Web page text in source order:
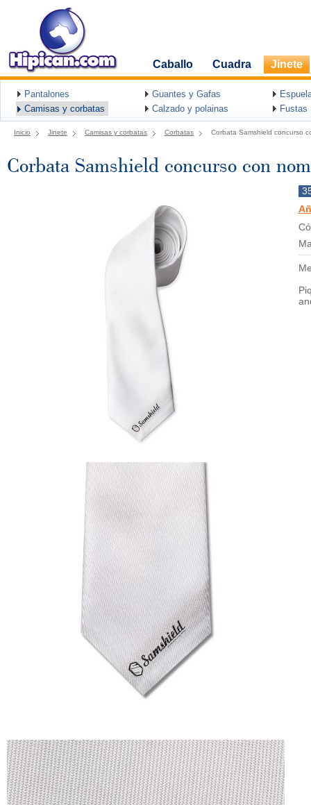
Caballo Cuadra Jinete
Pantalones Guantes y Gafas
Camisas y corbatas
Calzado y polainas Fustas
Inicio Jinete Camisas y corbatas Corbatas Corbata Samshield concurso
Corbata Samshield concurso con